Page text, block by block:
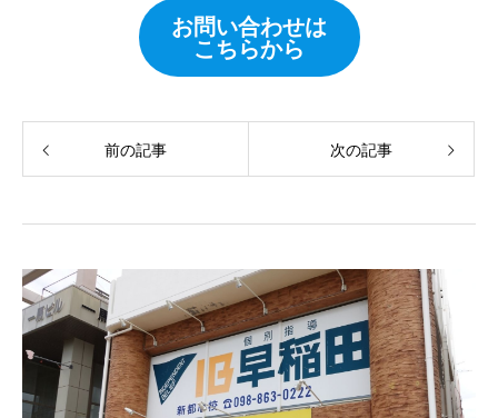
お問い合わせは
こちらから
前の記事 次の記事